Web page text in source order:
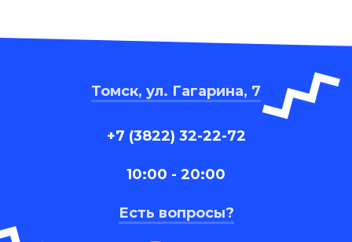
Томск, ул. Гагарина, 7
+7 (3822) 32-22-72
10:00 - 20:00
Есть вопросы?